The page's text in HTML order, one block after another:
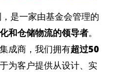
是一家由基金会管理的
和仓储物流的领导者。
成商，我们拥有超过50
为客户提供从设计、实